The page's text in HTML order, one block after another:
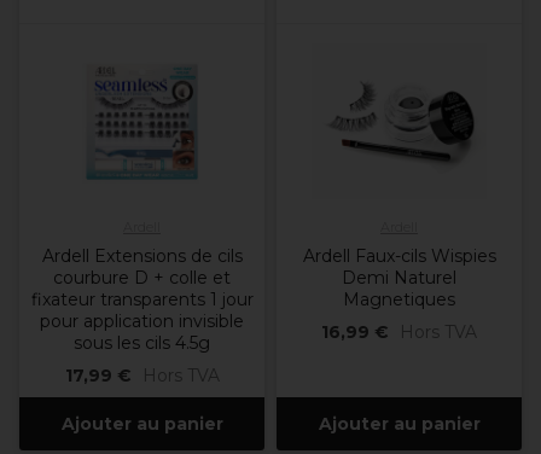
Ardell Extensions de cils
courbure D + colle et
fixateur transparents 1 jour
pour application invisible
sous les cils 4.5g
17,99 €
Hors TVA
Ajouter au panier
Ardell Faux-cils Wispies
Demi Naturel
Magnetiques
16,99 €
Hors TVA
Ajouter au panier